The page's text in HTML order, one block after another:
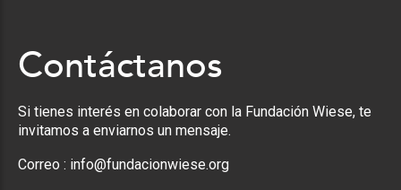
Contáctanos
Si tienes interés en colaborar con la Fundación Wiese, te
invitamos a enviarnos un mensaje.
Correo : info@fundacionwiese.org